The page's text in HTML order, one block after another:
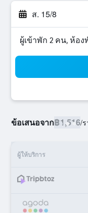
ส. 15/8
ผู้เข้าพัก 2 คน, ห้อง
ข้อเสนอจาก฿1,516/
ผู้ให้บริการ